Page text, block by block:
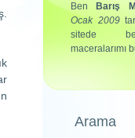
Ben Barış
Ocak 2009
sitede
maceralarımı
Arama